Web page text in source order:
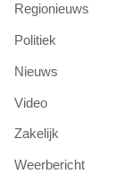
Regionieuws
Politiek
Nieuws
Video
Zakelijk
Weerbericht